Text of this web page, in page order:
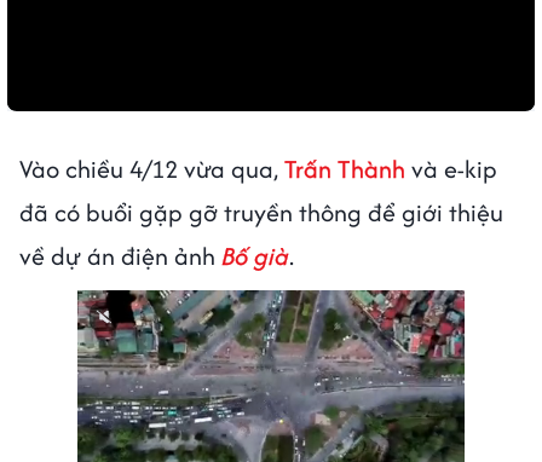
Vào chiều 4/12 vừa qua,Trấn Thành và e-kip
đã có buổi gặp gỡ truyền thông để giới thiệu
về dự án điện ảnh Bố già.